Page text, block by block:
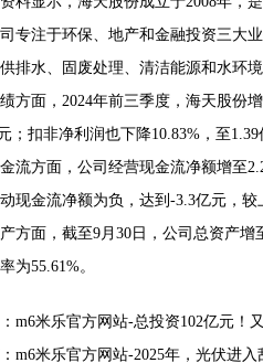
专注于环保、地产和金融投资三大
排水、固废处理、清洁能源和水环
方面，2024年前三季度，海天股份
；扣非净利润也下降10.83%，至1.39
流方面，公司经营现金流净额增至
现金流净额为负，达到-3.3亿元，较
方面，截至9月30日，公司总资产增
为55.61%。
m6米乐官方网站-总投资102亿元！
m6米乐官方网站-2025年，光伏进入